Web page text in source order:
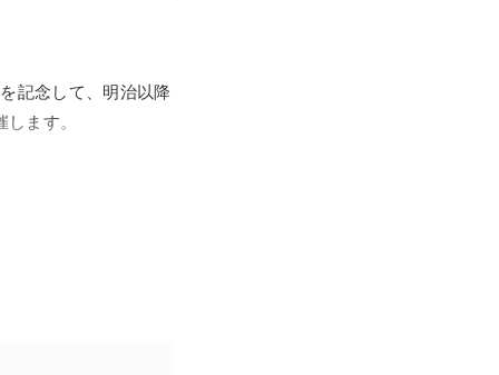
記念して、明治以降
ます。
評価の変遷を経